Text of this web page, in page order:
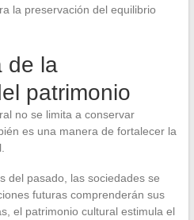
la preservación del equilibrio
de la
patrimonio
no se limita a conservar
es una manera de fortalecer la
del pasado, las sociedades se
futuras comprenderán sus
el patrimonio cultural estimula el